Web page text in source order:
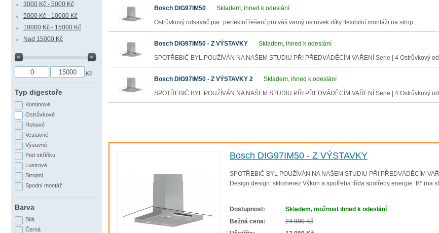
Bosch DIG97IM50 Skladem, ihned k odeslání
Ostrůvkový odsavač par: perfektní řešení pro váš varný ostrůvek díky flexibilní montáži na strop...
Bosch DIG97IM50 - Z VÝSTAVKY Skladem, ihned k odeslání
SPOTŘEBIČ BYL POUŽÍVÁN NA NAŠEM STUDIU PŘI PŘEDVÁDĚCÍM VAŘENÍ Serie | 4 Ostrůvkový
Bosch DIG97IM50 - Z VÝSTAVKY 2 Skladem, ihned k odeslání
SPOTŘEBIČ BYL POUŽÍVÁN NA NAŠEM STUDIU PŘI PŘEDVÁDĚCÍM VAŘENÍ Serie | 4 Ostrůvkový
Bosch DIG97IM50 - Z VÝSTAVKY
SPOTŘEBIČ BYL POUŽÍVÁN NA NAŠEM STUDIU PŘI PŘEDVÁDĚCÍM
Design design: sklo/nerez Výkon a spotřeba třída spotřeby energie: B* (na
Dostupnost:
Skladem, možnost ihned k odeslání
Bežná cena:
24 990 Kč
3000 Kč - 5000 Kč
5000 Kč - 10000 Kč
10000 Kč - 15000 Kč
Nad 15000 Kč
Kč
Typ digestoře
Komínové
Ostrůvkové
Rohové
Vestavné
Výsuvné
Pod skříňku
Lustrové
Stropní
Spodní montáž
Barva
Bílá
Černá